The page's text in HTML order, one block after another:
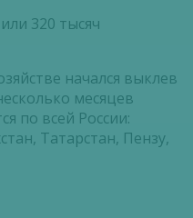
320 тысяч
начался выклев
месяцев
по всей России:
Татарстан, Пензу,